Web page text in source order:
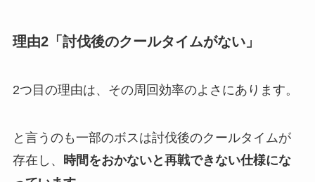
理由2「討伐後のクールタイムがない」
2つ目の理由は、その周回効率のよさにあります。
と言うのも一部のボスは討伐後のクールタイムが
存在し、 時間をおかないと再戦できない仕様にな